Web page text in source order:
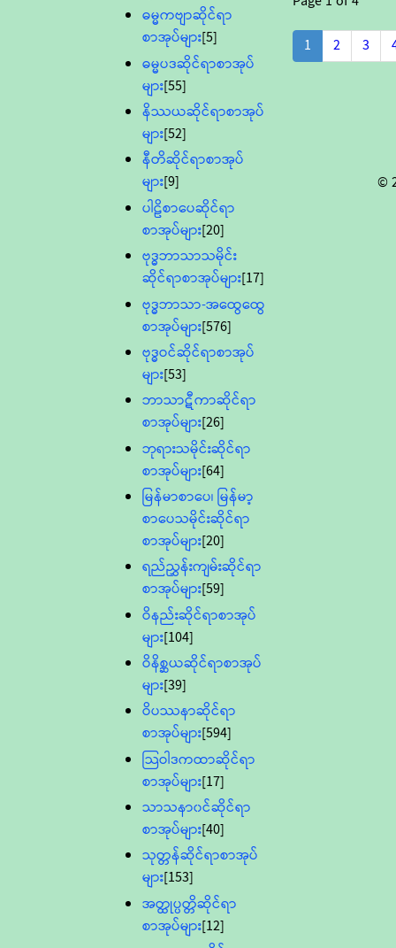
ဓမ္မကဗျာဆိုင်ရာ
စာအုပ်များ[5]
ဓမ္မပဒဆိုင်ရာစာအုပ်
များ[55]
နိဿယဆိုင်ရာစာအုပ်
များ[52]
နီတိဆိုင်ရာစာအုပ်
များ[9]
ပါဠိစာပေဆိုင်ရာ
စာအုပ်များ[20]
ဗုဒ္ဓဘာသာသမိုင်း
ဆိုင်ရာစာအုပ်များ[17]
ဗုဒ္ဓဘာသာ-အထွေထွေ
စာအုပ်များ[576]
ဗုဒ္ဓဝင်ဆိုင်ရာစာအုပ်
များ[53]
ဘာသာဋီကာဆိုင်ရာ
စာအုပ်များ[26]
ဘုရားသမိုင်းဆိုင်ရာ
စာအုပ်များ[64]
မြန်မာစာပေ၊ မြန်မာ့
စာပေသမိုင်းဆိုင်ရာ
စာအုပ်များ[20]
ရည်ညွှန်းကျမ်းဆိုင်ရာ
စာအုပ်များ[59]
ဝိနည်းဆိုင်ရာစာအုပ်
များ[104]
ဝိနိစ္ဆယဆိုင်ရာစာအုပ်
များ[39]
ဝိပဿနာဆိုင်ရာ
စာအုပ်များ[594]
သြဝါဒကထာဆိုင်ရာ
စာအုပ်များ[17]
သာသနာ၀င်ဆိုင်ရာ
စာအုပ်များ[40]
သုတ္တန်ဆိုင်ရာစာအုပ်
များ[153]
အတ္ထုပ္ပတ္တိဆိုင်ရာ
စာအုပ်များ[12]
1
2 3
©